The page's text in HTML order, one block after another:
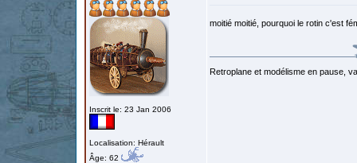
Inscrit le: 23 Jan 2006
Localisation: Hérault
Âge: 62
moitié moitié, pourquoi le rotin c'est
Retroplane et modélisme en pause,